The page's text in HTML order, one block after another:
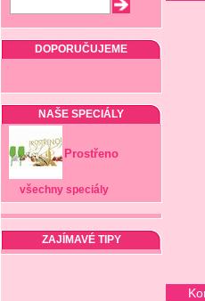
DOPORUČUJEME
NAŠE SPECIÁLY
Prostřeno
všechny speciály
ZAJÍMAVÉ TIPY